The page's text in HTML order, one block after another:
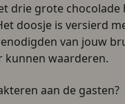
drie grote
doosje is versierd
van jouw
kunnen waarderen.
aan de gasten?